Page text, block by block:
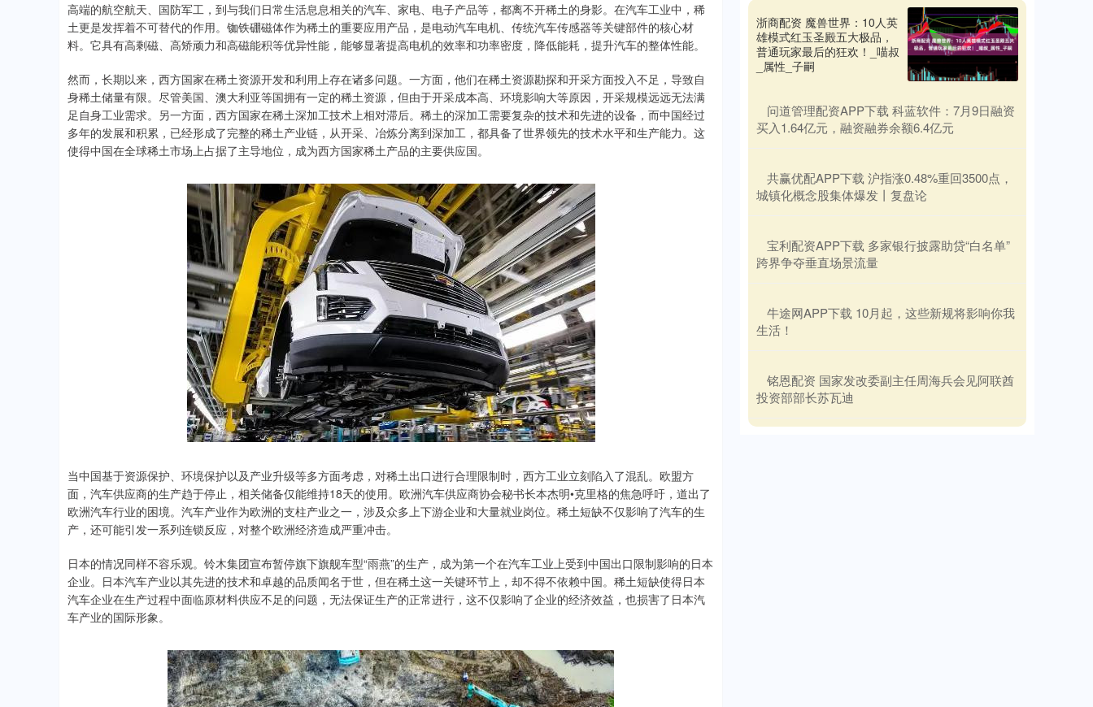
高端的航空航天、国防军工，到与我们日常生活息息相关的汽车、家电、电子产品等，都离不开稀土的身影。在汽车工业中，稀
土更是发挥着不可替代的作用。铷铁硼磁体作为稀土的重要应用产品，是电动汽车电机、传统汽车传感器等关键部件的核心材
料。它具有高剩磁、高矫顽力和高磁能积等优异性能，能够显著提高电机的效率和功率密度，降低能耗，提升汽车的整体性能。
然而，长期以来，西方国家在稀土资源开发和利用上存在诸多问题。一方面，他们在稀土资源勘探和开采方面投入不足，导致自
身稀土储量有限。尽管美国、澳大利亚等国拥有一定的稀土资源，但由于开采成本高、环境影响大等原因，开采规模远远无法满
足自身工业需求。另一方面，西方国家在稀土深加工技术上相对滞后。稀土的深加工需要复杂的技术和先进的设备，而中国经过
多年的发展和积累，已经形成了完整的稀土产业链，从开采、冶炼分离到深加工，都具备了世界领先的技术水平和生产能力。这
使得中国在全球稀土市场上占据了主导地位，成为西方国家稀土产品的主要供应国。
当中国基于资源保护、环境保护以及产业升级等多方面考虑，对稀土出口进行合理限制时，西方工业立刻陷入了混乱。欧盟方
面，汽车供应商的生产趋于停止，相关储备仅能维持18天的使用。欧洲汽车供应商协会秘书长本杰明•克里格的焦急呼吁，道出了
欧洲汽车行业的困境。汽车产业作为欧洲的支柱产业之一，涉及众多上下游企业和大量就业岗位。稀土短缺不仅影响了汽车的生
产，还可能引发一系列连锁反应，对整个欧洲经济造成严重冲击。
日本的情况同样不容乐观。铃木集团宣布暂停旗下旗舰车型“雨燕”的生产，成为第一个在汽车工业上受到中国出口限制影响的日本
企业。日本汽车产业以其先进的技术和卓越的品质闻名于世，但在稀土这一关键环节上，却不得不依赖中国。稀土短缺使得日本
汽车企业在生产过程中面临原材料供应不足的问题，无法保证生产的正常进行，这不仅影响了企业的经济效益，也损害了日本汽
车产业的国际形象。
浙商配资 魔兽世界：10人英
雄模式红玉圣殿五大极品，
普通玩家最后的狂欢！_喵叔
_属性_子嗣
​问道管理配资APP下载 科蓝软件：7月9日融资
买入1.64亿元，融资融券余额6.4亿元
​共赢优配APP下载 沪指涨0.48%重回3500点，
城镇化概念股集体爆发丨复盘论
​宝利配资APP下载 多家银行披露助贷“白名单”
跨界争夺垂直场景流量
​牛途网APP下载 10月起，这些新规将影响你我
生活！
​铭恩配资 国家发改委副主任周海兵会见阿联酋
投资部部长苏瓦迪